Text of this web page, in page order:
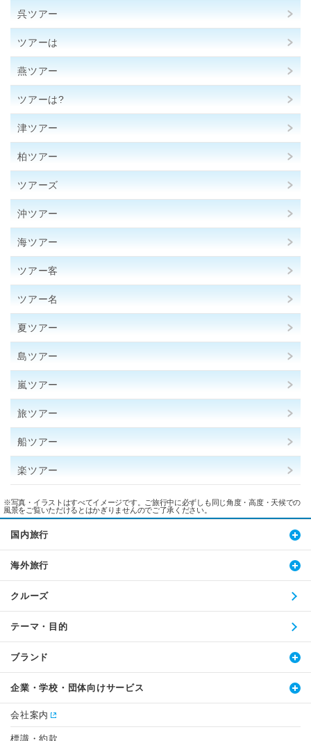
呉ツアー
ツアーは
燕ツアー
ツアーは?
津ツアー
柏ツアー
ツアーズ
沖ツアー
海ツアー
ツアー客
ツアー名
夏ツアー
島ツアー
嵐ツアー
旅ツアー
船ツアー
楽ツアー
※写真・イラストはすべてイメージです。ご旅行中に必ずしも同じ角度・高度・天候での
風景をご覧いただけるとはかぎりませんのでご了承ください。
国内旅行
海外旅行
クルーズ
テーマ・目的
ブランド
企業・学校・団体向けサービス
会社案内
標識・約款